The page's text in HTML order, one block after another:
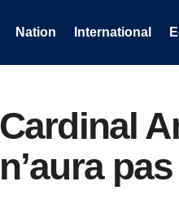
Nation International
Cardinal
n’aura